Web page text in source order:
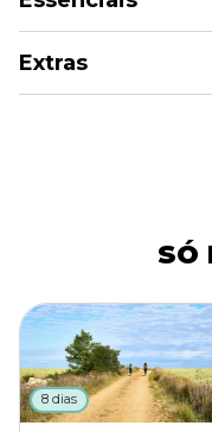
Extras
SÓ
8 dias